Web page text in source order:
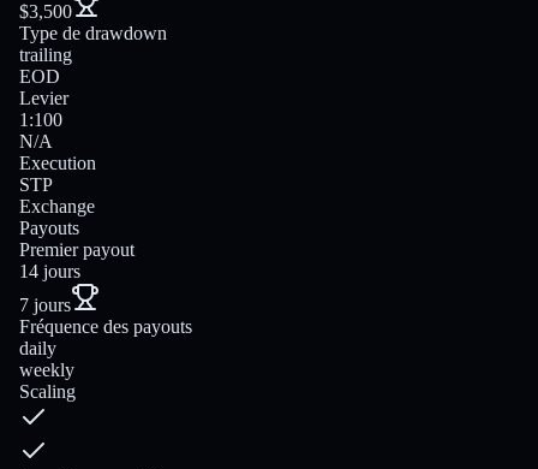
$3,500
Type de drawdown
trailing
EOD
Levier
1:100
N/A
Execution
STP
Exchange
Payouts
Premier payout
14 jours
7 jours
Fréquence des payouts
daily
weekly
Scaling